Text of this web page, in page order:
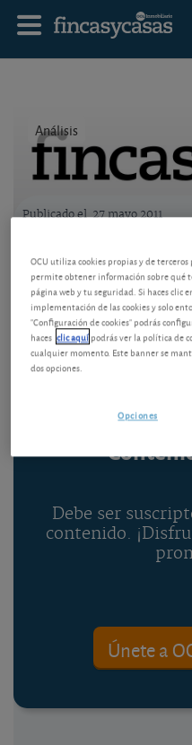
Análisis
Publicado el 27 mayo 2011
Venta a plazos
Opciones para
garantías ante un
Debe ser
contenido.
Únete a
OCU utiliza cookies propias y de
permite obtener información sobre qué
página web y tu seguridad. Si haces clic
implementación de las cookies y solo
"Configuración de cookies" podrás
haces clic aquípodrás ver la política de
cualquier momento. Este banner se
dos opciones.
Opciones